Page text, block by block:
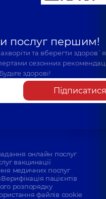
послуг першим!
та вберегти
сезонних
здорові!
Підписатися
онлайн послуг
вакцинації
медичних послуг
Верифікація пацієнтів
розпорядку
файлів cookie